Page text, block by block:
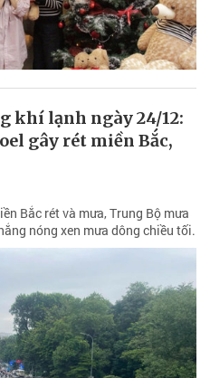
khí lạnh ngày 24/12:
gây rét miền Bắc,
Bắc rét và mưa, Trung Bộ mưa
nóng xen mưa dông chiều tối.